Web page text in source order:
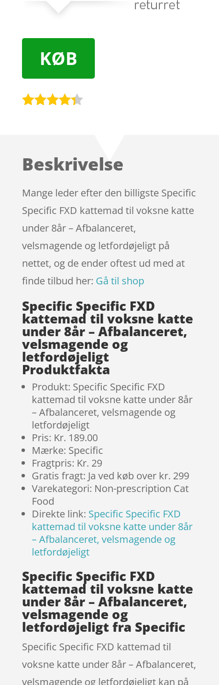
KØB
på
mmelser
Beskrivelse
Mange leder efter den billigste Specific
Specific FXD kattemad til voksne katte
under 8år – Afbalanceret,
velsmagende og letfordøjeligt på
nettet, og de ender oftest ud med at
finde tilbud her: Gå til shop
Specific Specific FXD
kattemad til voksne katte
under 8år – Afbalanceret,
velsmagende og
letfordøjeligt
Produktfakta
Produkt: Specific Specific FXD
kattemad til voksne katte under 8år
– Afbalanceret, velsmagende og
letfordøjeligt
Pris: Kr. 189.00
Mærke: Specific
Fragtpris: Kr. 29
Gratis fragt: Ja ved køb over kr. 299
Varekategori: Non-prescription Cat
Food
Direkte link: Specific Specific FXD
kattemad til voksne katte under 8år
– Afbalanceret, velsmagende og
letfordøjeligt
Specific Specific FXD
kattemad til voksne katte
under 8år – Afbalanceret,
velsmagende og
letfordøjeligt fra Specific
Specific Specific FXD kattemad til
voksne katte under 8år – Afbalanceret,
velsmagende og letfordøjeligt kan på